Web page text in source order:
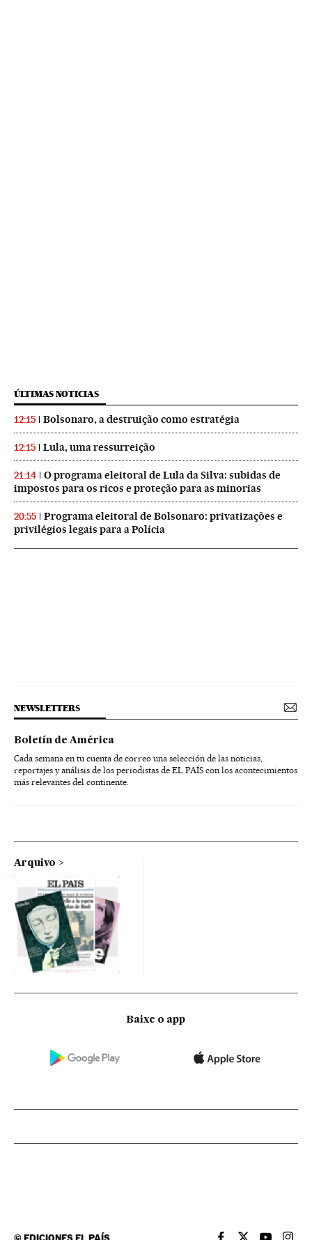
ÚLTIMAS NOTICIAS
12:15 Bolsonaro, a destruição como estratégia
12:15 Lula, uma ressurreição
21:14
O programa eleitoral de Lula da Silva: subidas de
impostos para os ricos e proteção para as minorias
20:55
Programa eleitoral de Bolsonaro: privatizações e
privilégios legais para a Polícia
NEWSLETTERS
Boletín de América
Cada semana en tu cuenta de correo una selección de las noticias,
reportajes y análisis de los periodistas de EL PAÍS con los acontecimientos
más relevantes del continente.
Arquivo
Baixe o app